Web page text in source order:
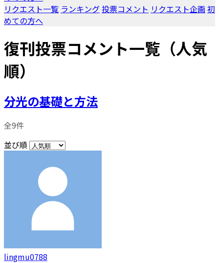
リクエスト一覧 ランキング投票コメント リクエスト企画 初
めての方へ
復刊投票コメント一覧（人気
順）
分光の基礎と方法
全9件
並び順
lingmu0788